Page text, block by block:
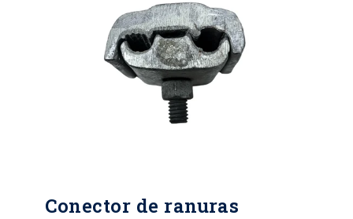
instalación sencilla, facilitar tareas
de mantenimiento al mantener
cables accesibles, prevenir
sobrecargas eléctricas, mejorar la
estética en la organización y cumplir
cables en una variedad de entornos.
Conector de ranuras